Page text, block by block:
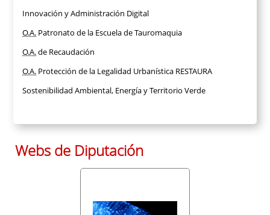
Innovación y Administración Digital
O.A. Patronato de la Escuela de Tauromaquia
O.A.de Recaudación
O.A. Protección de la Legalidad Urbanística RESTAURA
Sostenibilidad Ambiental, Energía y Territorio Verde
Webs de Diputación